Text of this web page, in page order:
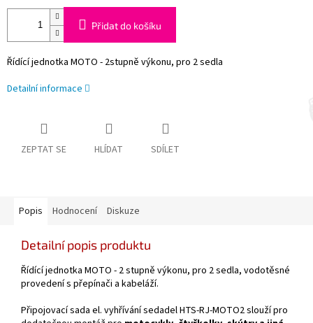
Přidat do košíku
Řídící jednotka MOTO - 2stupně výkonu, pro 2 sedla
Detailní informace
ZEPTAT SE HLÍDAT SDÍLET
Popis Hodnocení Diskuze
Detailní popis produktu
Řídící jednotka MOTO - 2 stupně výkonu, pro 2 sedla, vodotěsné
provedení s přepínači a kabeláží.
Připojovací sada el. vyhřívání sedadel HTS-RJ-MOTO2 slouží pro